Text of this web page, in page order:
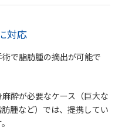
対応
で脂肪腫の摘出が可能で
酔が必要なケース（巨大な
腫など）では、提携してい